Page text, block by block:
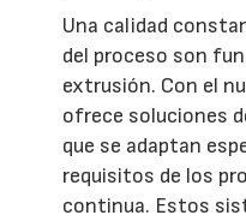
Una calidad
del proceso son
extrusión. Con el
ofrece soluciones
que se adaptan
requisitos de los
continua. Estos